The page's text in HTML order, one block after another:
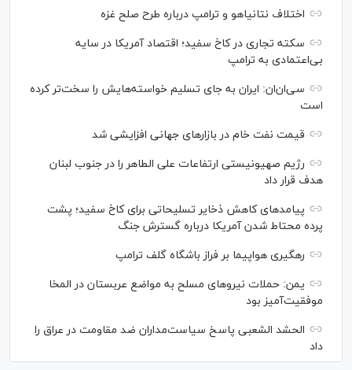
اختلاف نتانیاهو و ترامپ درباره طرح صلح غزه
سکته تجاری در کاخ سفید؛ اقتصاد آمریکا در سایه
بی‌اعتمادی به ترامپ
سی‌ان‌ان: ایران به جای تسلیم خواسته‌هایش را سخت‎‌تر کرده
است
قیمت نفت خام در بازارهای جهانی افزایشی شد
رژیم صهیونیستی ارتفاعات علی الطاهر را در جنوب لبنان
هدف قرار داد
پیامدهای کاهش ذخایر تسلیحاتی برای کاخ سفید؛ پشت
پرده محتاط شدن آمریکا درباره گسترش جنگ
رهگیری هواپیما بر فراز باشگاه گلف ترامپ
یمن: حملات نیروهای مسلح به مواضع عربستان در المخا
موفقیت‌آمیز بود
الحشد الشعبی پاسخ سیاست‌مداران ضد مقاومت در عراق را
داد